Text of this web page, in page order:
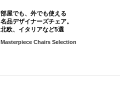
部屋でも、外でも使える
名品デザイナーズチェア。
北欧、イタリアなど5選
Masterpiece Chairs Selection